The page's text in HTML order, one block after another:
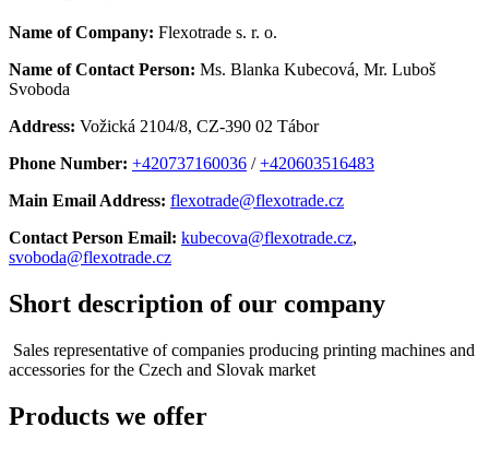
Name of Company: Flexotrade s. r. o.
Name of Contact Person: Ms. Blanka Kubecová, Mr. Luboš
Svoboda
Address: Vožická 2104/8, CZ-390 02 Tábor
Phone Number: +420737160036 /+420603516483
Main Email Address: flexotrade@flexotrade.cz
Contact Person Email: kubecova@flexotrade.cz,
svoboda@flexotrade.cz
Short description of our company
Sales representative of companies producing printing machines and
accessories for the Czech and Slovak market
Products we offer